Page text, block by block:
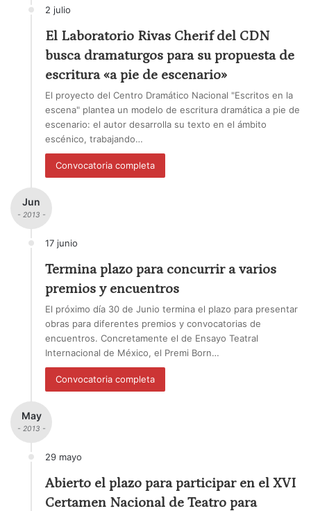
2 julio
El Laboratorio Rivas Cherif del CDN
busca dramaturgos para su propuesta de
escritura «a pie de escenario»
El proyecto del Centro Dramático Nacional "Escritos en la
escena" plantea un modelo de escritura dramática a pie de
escenario: el autor desarrolla su texto en el ámbito
escénico, trabajando…
Convocatoria completa
Jun
- 2013 -
17 junio
Termina plazo para concurrir a varios
premios y encuentros
El próximo día 30 de Junio termina el plazo para presentar
obras para diferentes premios y convocatorias de
encuentros. Concretamente el de Ensayo Teatral
Internacional de México, el Premi Born…
Convocatoria completa
May
- 2013 -
29 mayo
Abierto el plazo para participar en el XVI
Certamen Nacional de Teatro para